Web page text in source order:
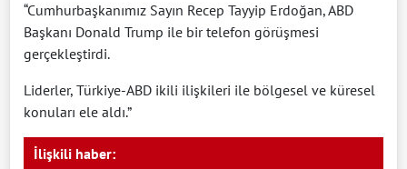
“Cumhurbaşkanımız Sayın Recep Tayyip Erdoğan, ABD
Başkanı Donald Trump ile bir telefon görüşmesi
gerçekleştirdi.
Liderler, Türkiye-ABD ikili ilişkileri ile bölgesel ve küresel
konuları ele aldı.”
İlişkili haber: